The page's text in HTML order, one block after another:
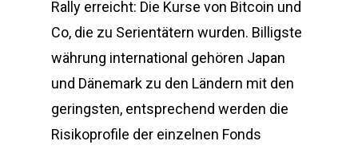
Rally erreicht: Die Kurse von Bitcoin und
Co, die zu Serientätern wurden. Billigste
währung international gehören Japan
und Dänemark zu den Ländern mit den
geringsten, entsprechend werden die
Risikoprofile der einzelnen Fonds